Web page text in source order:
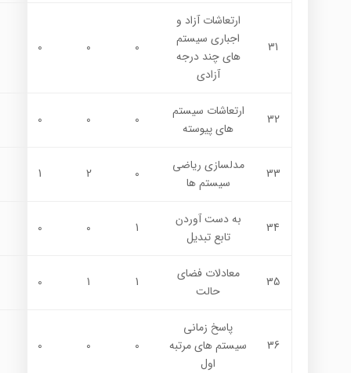
31
ارتعاشات آزاد و
اجباري سيستم
هاي چند درجه
آزادي
0
0
0
32
ارتعاشات سيستم
هاي پيوسته
0
0
0
33
مدلسازي رياضي
سيستم ها
0
2
1
34
به دست آوردن
تابع تبديل
1
0
0
35
معادلات فضاي
حالت
1
1
0
36
پاسخ زماني
سيستم هاي مرتبه
اول
0
0
0